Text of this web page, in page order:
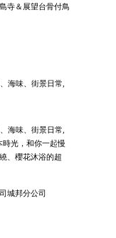
寺＆展望台骨付鳥
海味、街景日常,
海味、街景日常,
光，和你一起慢
、櫻花沐浴的超
城邦分公司